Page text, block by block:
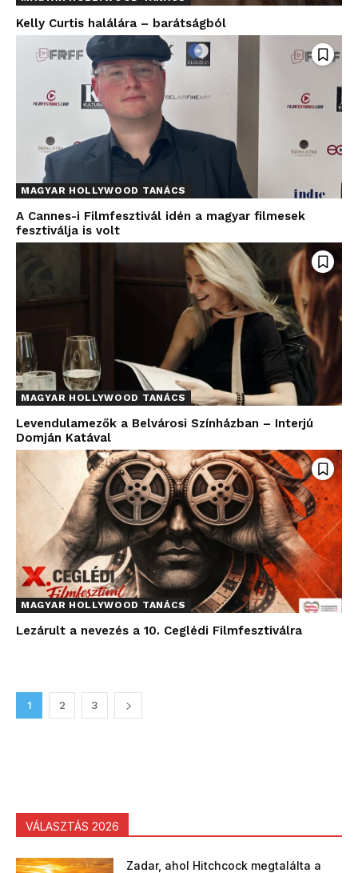
Kelly Curtis halálára – barátságból
MAGYAR HOLLYWOOD TANÁCS
A Cannes-i Filmfesztivál idén a magyar filmesek
fesztiválja is volt
MAGYAR HOLLYWOOD TANÁCS
Levendulamezők a Belvárosi Színházban – Interjú
Domján Katával
MAGYAR HOLLYWOOD TANÁCS
Lezárult a nevezés a 10. Ceglédi Filmfesztiválra
1 2 3
VÁLASZTÁS 2026
Zadar, ahol Hitchcock megtalálta a